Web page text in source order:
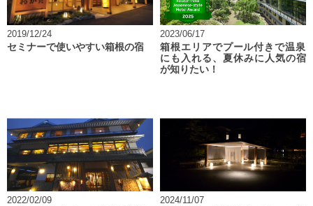
2019/12/24
セミナーで使いやすい箱根の宿
2023/06/17
箱根エリアでプール付きで温泉
にも入れる、夏休みに人気の宿
が知りたい！
2022/02/09
2024/11/07